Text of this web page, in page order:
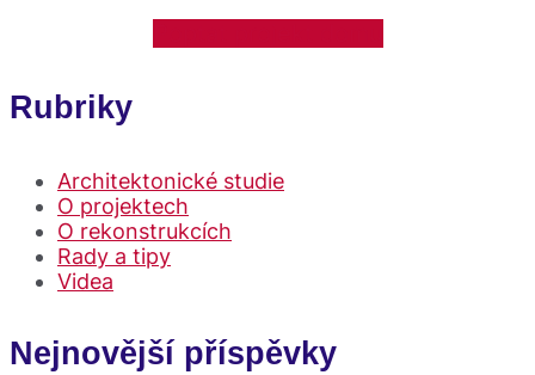
Rubriky
Architektonické studie
O projektech
O rekonstrukcích
Rady a tipy
Videa
Nejnovější příspěvky